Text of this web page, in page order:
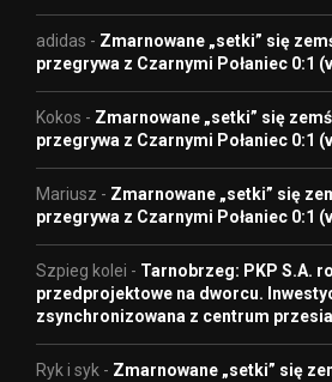
adidas - Zmarnowane „setki” się
przegrywa z Czarnymi Połaniec 0:1
Kokos - Zmarnowane „setki” się
przegrywa z Czarnymi Połaniec 0:1
Mariusz - Zmarnowane „setki” się
przegrywa z Czarnymi Połaniec 0:1
Szpieg kolei - Tarnobrzeg: PKP S.A.
przedprojektowe na dworcu.
zsynchronizowana z centrum
Ryk i syk - Zmarnowane „setki” się